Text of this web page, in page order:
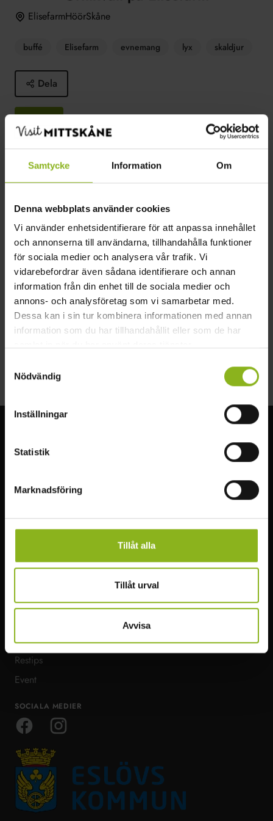
Samtycke Information Om
Denna webbplats använder cookies
Vi använder enhetsidentifierare för att anpassa innehållet
och annonserna till användarna, tillhandahålla funktioner
för sociala medier och analysera vår trafik. Vi
vidarebefordrar även sådana identifierare och annan
information från din enhet till de sociala medier och
annons- och analysföretag som vi samarbetar med.
Dessa kan i sin tur kombinera informationen med annan
information som du har tillhandahållit eller som de har
Nödvändig
Inställningar
Statistik
Marknadsföring
Tillåt alla
Tillåt urval
Avvisa
ElisefarmHöörSkåne
buffé Elisefarm evnemang lyx skaldjur
Dela
2023-07-16–2023-07-16
info@elisefarm.se
0413-33070
Fogdarp 747
243 96 Höör
Skåneexpressen 1 eller 2 till busshållplatsen ”Fogdarp”.
Elisefarm ligger precis intill E22:an. Busshållplats ”E22
Fogdarp”
bokskogen, besök slott, fiska, simma eller paddla i sjöarna.
Läs mer
HITTA I MITTSKÅNE
Natur & Äventyr
Boende & möten
Restips
Event
MER VISIT MITTSKÅNE
Infopoints
Bra att veta
Ta dig runt
Om Visit Mittskåne
SOCIALA MEDIER
Facebook